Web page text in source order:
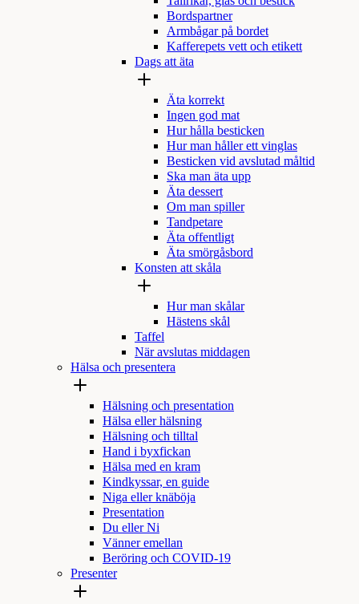
Bordspartner
Armbågar på bordet
Kafferepets vett och etikett
Dags att äta
Äta korrekt
Ingen god mat
Hur hålla besticken
Hur man håller ett vinglas
Besticken vid avslutad måltid
Ska man äta upp
Äta dessert
Om man spiller
Tandpetare
Äta offentligt
Äta smörgåsbord
Konsten att skåla
Hur man skålar
Hästens skål
Taffel
När avslutas middagen
Hälsa och presentera
Hälsning och presentation
Hälsa eller hälsning
Hälsning och tilltal
Hand i byxfickan
Hälsa med en kram
Kindkyssar, en guide
Niga eller knäböja
Presentation
Du eller Ni
Vänner emellan
Beröring och COVID-19
Presenter